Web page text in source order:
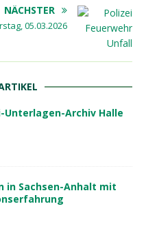
NÄCHSTER
05.03.2026
Unterlagen-Archiv Halle
in Sachsen-Anhalt mit